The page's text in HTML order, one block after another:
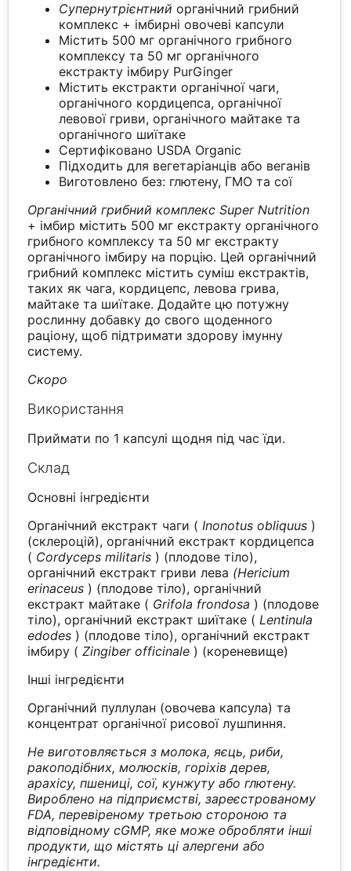
Супернутрієнтний органічний грибний
комплекс + імбирні овочеві капсули
Містить 500 мг органічного грибного
комплексу та 50 мг органічного
екстракту імбиру PurGinger
Містить екстракти органічної чаги,
органічного кордицепса, органічної
левової гриви, органічного майтаке та
органічного шиїтаке
Сертифіковано USDA Organic
Підходить для вегетаріанців або веганів
Виготовлено без: глютену, ГМО та сої
Органічний грибний комплекс Super Nutrition
+ імбир містить 500 мг екстракту органічного
грибного комплексу та 50 мг екстракту
органічного імбиру на порцію. Цей органічний
грибний комплекс містить суміш екстрактів,
таких як чага, кордицепс, левова грива,
майтаке та шиїтаке. Додайте цю потужну
рослинну добавку до свого щоденного
раціону, щоб підтримати здорову імунну
систему.
Скоро
Використання
Приймати по 1 капсулі щодня під час їди.
Склад
Основні інгредієнти
Органічний екстракт чаги (Inonotus obliquus )
(склероцій), органічний екстракт кордицепса
( Cordyceps militaris ) (плодове тіло),
органічний екстракт гриви лева (Hericium
erinaceus ) (плодове тіло), органічний
екстракт майтаке ( Grifola frondosa ) (плодове
тіло), органічний екстракт шиїтаке (Lentinula
edodes ) (плодове тіло), органічний екстракт
імбиру (Zingiber officinale ) (кореневище)
Інші інгредієнти
Органічний пуллулан (овочева капсула) та
концентрат органічної рисової лушпиння.
Не виготовляється з молока, яєць, риби,
ракоподібних, молюсків, горіхів дерев,
арахісу, пшениці, сої, кунжуту або глютену.
Вироблено на підприємстві, зареєстрованому
FDA, перевіреному третьою стороною та
відповідному cGMP, яке може обробляти інші
продукти, що містять ці алергени або
інгредієнти.